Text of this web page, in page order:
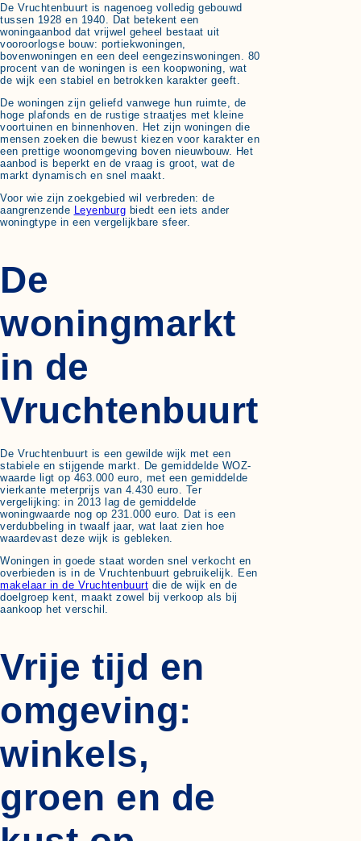
De Vruchtenbuurt is nagenoeg volledig gebouwd
tussen 1928 en 1940. Dat betekent een
woningaanbod dat vrijwel geheel bestaat uit
vooroorlogse bouw: portiekwoningen,
bovenwoningen en een deel eengezinswoningen. 80
procent van de woningen is een koopwoning, wat
de wijk een stabiel en betrokken karakter geeft.
De woningen zijn geliefd vanwege hun ruimte, de
hoge plafonds en de rustige straatjes met kleine
voortuinen en binnenhoven. Het zijn woningen die
mensen zoeken die bewust kiezen voor karakter en
een prettige woonomgeving boven nieuwbouw. Het
aanbod is beperkt en de vraag is groot, wat de
markt dynamisch en snel maakt.
Voor wie zijn zoekgebied wil verbreden: de
aangrenzende
Leyenburg biedt een iets ander
woningtype in een vergelijkbare sfeer.
De
woningmarkt
in de
Vruchtenbuurt
De Vruchtenbuurt is een gewilde wijk met een
stabiele en stijgende markt. De gemiddelde WOZ-
waarde ligt op 463.000 euro, met een gemiddelde
vierkante meterprijs van 4.430 euro. Ter
vergelijking: in 2013 lag de gemiddelde
woningwaarde nog op 231.000 euro. Dat is een
verdubbeling in twaalf jaar, wat laat zien hoe
waardevast deze wijk is gebleken.
Woningen in goede staat worden snel verkocht en
overbieden is in de Vruchtenbuurt gebruikelijk. Een
makelaar in de Vruchtenbuurt die de wijk en de
doelgroep kent, maakt zowel bij verkoop als bij
aankoop het verschil.
Vrije tijd en
omgeving:
winkels,
groen en de